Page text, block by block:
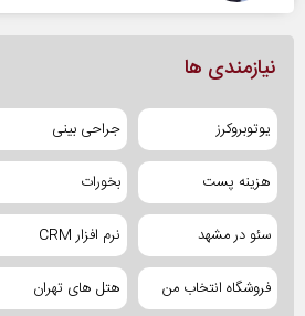
نیازمندی ها
یوتوبروکرز جراحی بینی
هزینه پست بخورات
سئو در مشهد نرم افزار CRM
فروشگاه انتخاب من هتل های تهران